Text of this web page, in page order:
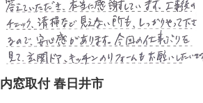
内窓取付 春日井市